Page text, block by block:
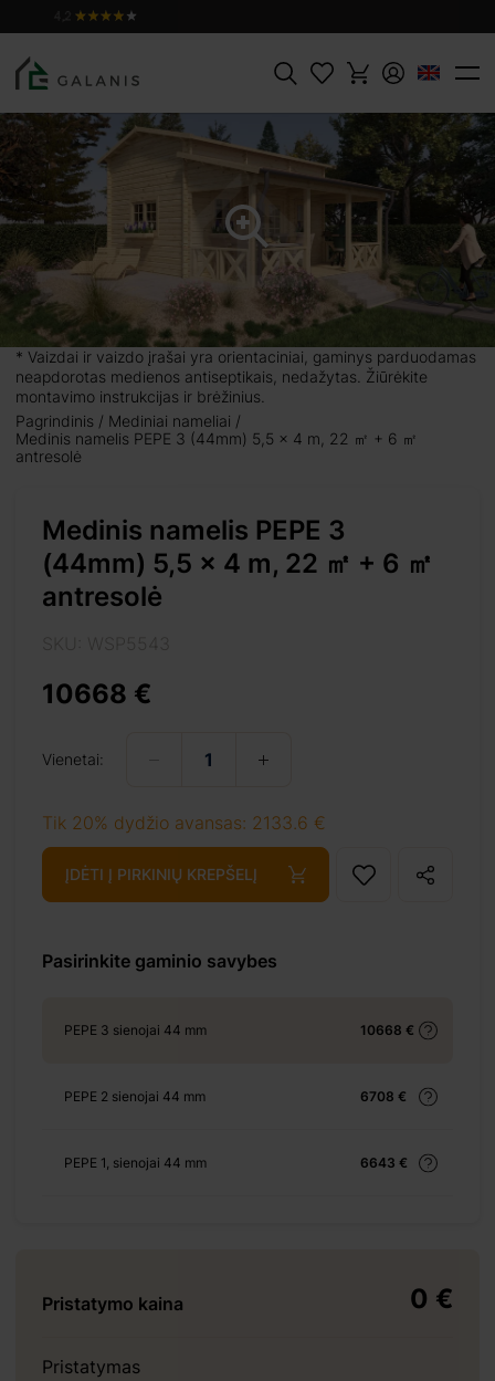
Paieška
* Vaizdai ir vaizdo įrašai yra orientaciniai, gaminys parduodamas
neapdorotas medienos antiseptikais, nedažytas. Žiūrėkite
montavimo instrukcijas ir brėžinius.
Pagrindinis
Mediniai nameliai
Medinis namelis PEPE 3 (44mm) 5,5 x 4 m, 22 ㎡ + 6 ㎡
antresolė
Medinis namelis PEPE 3
(44mm) 5,5 x 4 m, 22 ㎡ + 6 ㎡
antresolė
10668 €
Vienetai:
Tik 20% dydžio avansas: 2133.6 €
ĮDĖTI Į PIRKINIŲ KREPŠELĮ
Pasirinkite gaminio savybes
PEPE 3 sienojai 44 mm 10668 €
PEPE 2 sienojai 44 mm 6708 €
PEPE 1, sienojai 44 mm 6643 €
Pristatymo kaina 0 €
Pristatymas
PEPE 3 sienojai 44 mm
10668 €
PIRKINIŲ
㎡
kompaktiškas,
išdėstyti
išplanavime
patalpoje galite
įrengti jaukią
Jauki
ir paslapties.
mėgautis
antresole/
+ 69 €
+ 1786 €